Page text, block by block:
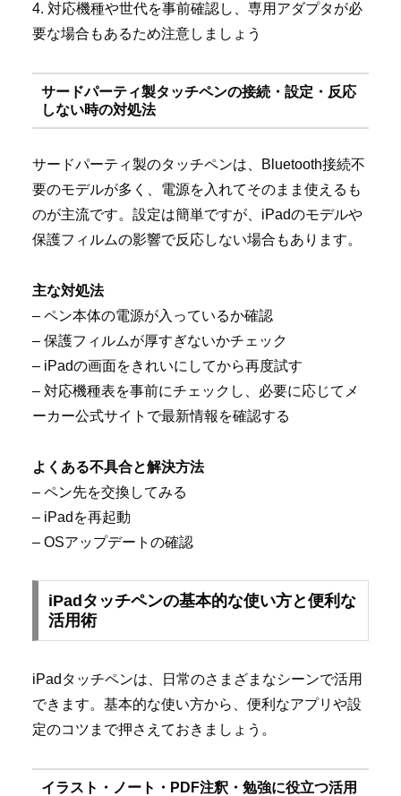
4. 対応機種や世代を事前確認し、専用アダプタが必
要な場合もあるため注意しましょう
サードパーティ製タッチペンの接続・設定・反応
しない時の対処法
サードパーティ製のタッチペンは、Bluetooth接続不
要のモデルが多く、電源を入れてそのまま使えるも
のが主流です。設定は簡単ですが、iPadのモデルや
保護フィルムの影響で反応しない場合もあります。
主な対処法
– ペン本体の電源が入っているか確認
– 保護フィルムが厚すぎないかチェック
– iPadの画面をきれいにしてから再度試す
– 対応機種表を事前にチェックし、必要に応じてメ
ーカー公式サイトで最新情報を確認する
よくある不具合と解決方法
– ペン先を交換してみる
– iPadを再起動
– OSアップデートの確認
iPadタッチペンの基本的な使い方と便利な
活用術
iPadタッチペンは、日常のさまざまなシーンで活用
できます。基本的な使い方から、便利なアプリや設
定のコツまで押さえておきましょう。
イラスト・ノート・PDF注釈・勉強に役立つ活用